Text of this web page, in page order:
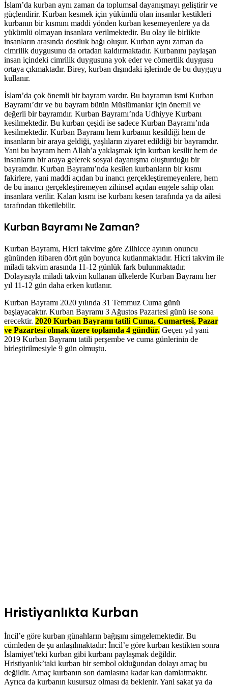
İslam’da kurban aynı zaman da toplumsal dayanışmayı geliştirir ve
güçlendirir. Kurban kesmek için yükümlü olan insanlar kestikleri
kurbanın bir kısmını maddi yönden kurban kesemeyenlere ya da
yükümlü olmayan insanlara verilmektedir. Bu olay ile birlikte
insanların arasında dostluk bağı oluşur. Kurban aynı zaman da
cimrilik duygusunu da ortadan kaldırmaktadır. Kurbanını paylaşan
insan içindeki cimrilik duygusuna yok eder ve cömertlik duygusu
ortaya çıkmaktadır. Birey, kurban dışındaki işlerinde de bu duyguyu
kullanır.
İslam’da çok önemli bir bayram vardır. Bu bayramın ismi Kurban
Bayramı’dır ve bu bayram bütün Müslümanlar için önemli ve
değerli bir bayramdır. Kurban Bayramı’nda Udhiyye Kurbanı
kesilmektedir. Bu kurban çeşidi ise sadece Kurban Bayramı’nda
kesilmektedir. Kurban Bayramı hem kurbanın kesildiği hem de
insanların bir araya geldiği, yaşlıların ziyaret edildiği bir bayramdır.
Yani bu bayram hem Allah’a yaklaşmak için kurban kesilir hem de
insanların bir araya gelerek sosyal dayanışma oluşturduğu bir
bayramdır. Kurban Bayramı’nda kesilen kurbanların bir kısmı
fakirlere, yani maddi açıdan bu inancı gerçekleştiremeyenlere, hem
de bu inancı gerçekleştiremeyen zihinsel açıdan engele sahip olan
insanlara verilir. Kalan kısmı ise kurbanı kesen tarafında ya da ailesi
tarafından tüketilebilir.
Kurban Bayramı Ne Zaman?
Kurban Bayramı, Hicri takvime göre Zilhicce ayının onuncu
gününden itibaren dört gün boyunca kutlanmaktadır. Hicri takvim ile
miladi takvim arasında 11-12 günlük fark bulunmaktadır.
Dolayısıyla miladi takvim kullanan ülkelerde Kurban Bayramı her
yıl 11-12 gün daha erken kutlanır.
Kurban Bayramı 2020 yılında 31 Temmuz Cuma günü
başlayacaktır. Kurban Bayramı 3 Ağustos Pazartesi günü ise sona
erecektir. 2020 Kurban Bayramı tatili Cuma, Cumartesi, Pazar
ve Pazartesi olmak üzere toplamda 4 gündür. Geçen yıl yani
2019 Kurban Bayramı tatili perşembe ve cuma günlerinin de
birleştirilmesiyle 9 gün olmuştu.
Hristiyanlıkta Kurban
İncil’e göre kurban günahların bağışını simgelemektedir. Bu
cümleden de şu anlaşılmaktadır: İncil’e göre kurban kestikten sonra
İslamiyet’teki kurban gibi kurbanı paylaşmak değildir.
Hristiyanlık’taki kurban bir sembol olduğundan dolayı amaç bu
değildir. Amaç kurbanın son damlasına kadar kan damlatmaktır.
Ayrıca da kurbanın kusursuz olması da beklenir. Yani sakat ya da